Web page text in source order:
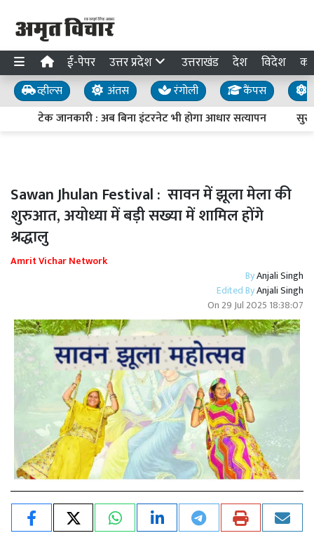
ई-पेपर उत्तर प्रदेश उत्तराखंड देश विदेश
व्हील्स अंतस रंगोली कैंपस
टेक जानकारी : अब बिना इंटरनेट भी होगा आधार सत्यापन
Sawan Jhulan Festival : सावन में झूला मेला की
शुरुआत, अयोध्या में बड़ी सख्या में शामिल होंगे
श्रद्धालु
Amrit Vichar Network
ByAnjali Singh
Edited ByAnjali Singh
On 29 Jul 2025 18:38:07